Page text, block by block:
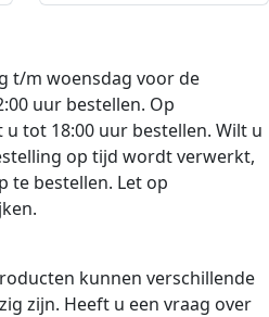
t/m woensdag voor de
uur bestellen. Op
tot 18:00 uur bestellen. Wilt u
op tijd wordt verwerkt,
te bestellen. Let op
kunnen verschillende
zijn. Heeft u een vraag over